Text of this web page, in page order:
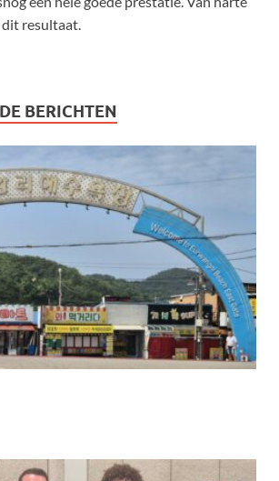
resultaat.
BERICHTEN